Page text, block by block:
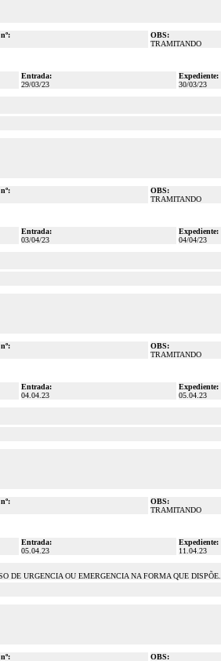
OBS:
TRAMITANDO
Entrada:
29/03/23
Expediente:
30/03/23
OBS:
TRAMITANDO
Entrada:
03/04/23
Expediente:
04/04/23
OBS:
TRAMITANDO
Entrada:
04.04.23
Expediente:
05.04.23
OBS:
TRAMITANDO
Entrada:
05.04.23
Expediente:
11.04.23
DE URGENCIA OU EMERGENCIA NA FORMA QUE DISPÕE.
OBS: